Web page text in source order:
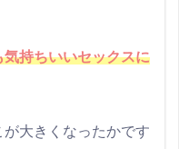
持ちいいセックスに
大きくなったかです